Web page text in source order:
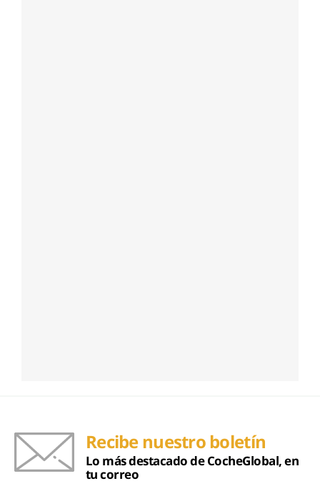
Recibe nuestro boletín
Lo más destacado de CocheGlobal, en
tu correo